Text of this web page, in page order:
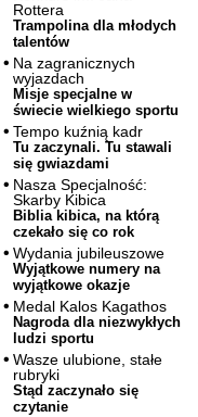
Rottera
Trampolina dla młodych
talentów
Na zagranicznych
wyjazdach
Misje specjalne w
świecie wielkiego sportu
Tempo kuźnią kadr
Tu zaczynali. Tu stawali
się gwiazdami
Nasza Specjalność:
Skarby Kibica
Biblia kibica, na którą
czekało się co rok
Wydania jubileuszowe
Wyjątkowe numery na
wyjątkowe okazje
Medal Kalos Kagathos
Nagroda dla niezwykłych
ludzi sportu
Wasze ulubione, stałe
rubryki
Stąd zaczynało się
czytanie